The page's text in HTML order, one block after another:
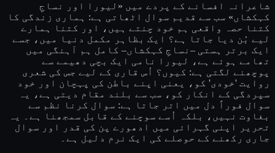
شاعرانہ افسانے کے پردے میں «لیورا اور نساجِ
کہکشاں» سب سے قدیم سوال اٹھاتی ہے: ہماری زندگی کا
کتنا حصہ واقعی ہم خود چنتے ہیں، اور کتنا ہمارے
لیے بُن دیا جاتا ہے؟ ایک بظاہر مکمل دنیا میں، جسے
ایک برتر ہستی –نساجِ کہکشاں– کامل ہم آہنگی میں
تھامے ہوئے ہے، لیورا نامی ایک بچی دھیمے سے
پوچھنے لگتی ہے: کیوں؟ اُس قاری کے لیے جس کی شعری
روایت 'خودی' کو، یعنی اپنے باطن کی پہچان اور خود
سپردگی کے انکار کو، سب سے بلند مقام دیتی ہے، یہ
سوال فوراً دل میں اتر جاتا ہے: سوال کرنا نظم سے
بغاوت نہیں، بلکہ اُسے سوچنے کے قابل سمجھنا ہے۔ یہ
تحریر اپنی گہرائی میں ادھورے پن کی قدر اور سوال
جاری رکھنے کے حوصلے کی ایک نرم دلیل ہے۔